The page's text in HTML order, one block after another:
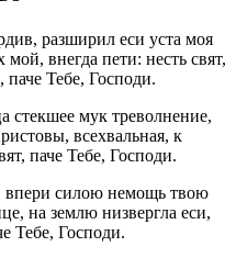
разширил еси уста моя
мой, внегда пети: несть свят,
Тебе, Господи.
стекшее мук треволнение,
всехвальная, к
паче Тебе, Господи.
силою немощь твою
на землю низвергла еси,
Тебе, Господи.